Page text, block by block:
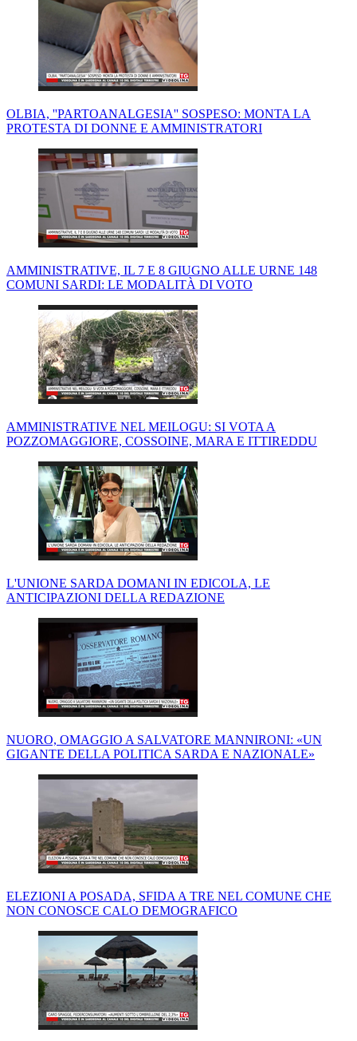
OLBIA, ''PARTOANALGESIA'' SOSPESO: MONTA LA
PROTESTA DI DONNE E AMMINISTRATORI
AMMINISTRATIVE, IL 7 E 8 GIUGNO ALLE URNE 148
COMUNI SARDI: LE MODALITÀ DI VOTO
AMMINISTRATIVE NEL MEILOGU: SI VOTA A
POZZOMAGGIORE, COSSOINE, MARA E ITTIREDDU
L'UNIONE SARDA DOMANI IN EDICOLA, LE
ANTICIPAZIONI DELLA REDAZIONE
NUORO, OMAGGIO A SALVATORE MANNIRONI: «UN
GIGANTE DELLA POLITICA SARDA E NAZIONALE»
ELEZIONI A POSADA, SFIDA A TRE NEL COMUNE CHE
NON CONOSCE CALO DEMOGRAFICO